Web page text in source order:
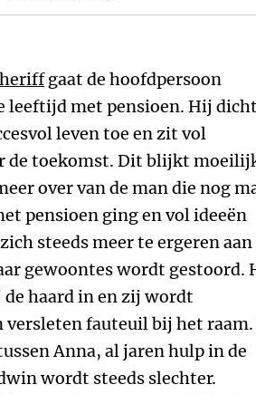
gaat de hoofdpersoon
leeftijd met pensioen. Hij dicht
leven toe en zit vol
de toekomst. Dit blijkt
over van de man die nog
pensioen ging en vol ideeën
steeds meer te ergeren aan
gewoontes wordt gestoord.
haard in en zij wordt
versleten fauteuil bij het raam.
Anna, al jaren hulp in de
wordt steeds slechter.